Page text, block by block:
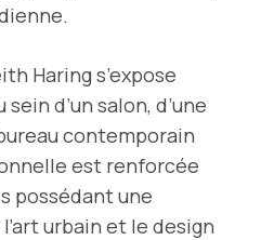
Haring s’expose
d’un salon, d’une
contemporain
est renforcée
possédant une
urbain et le design